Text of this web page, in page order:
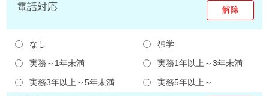
電話対応
なし
独学
実務～1年未満
実務1年以上～3年未満
実務3年以上～5年未満
実務5年以上～